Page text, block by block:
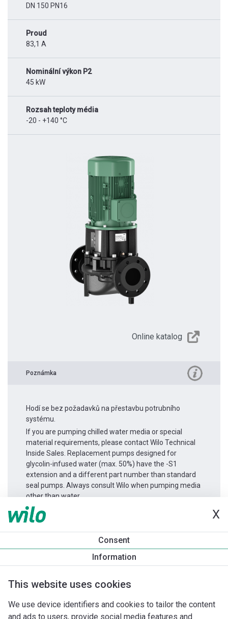
X
Consent
Information
This website uses cookies
We use device identifiers and cookies to tailor the content
and ads to users, provide social media features and
DN 150 PN16
Proud
83,1 A
Nominální výkon P2
45 kW
Rozsah teploty média
-20 - +140 °C
Online katalog
Poznámka
Hodí se bez požadavků na přestavbu potrubního
systému.
If you are pumping chilled water media or special
material requirements, please contact Wilo Technical
Inside Sales. Replacement pumps designed for
glycolin-infused water (max. 50%) have the -S1
extension and a different part number than standard
seal pumps. Always consult Wilo when pumping media
other than water.
Informace o produktu
Atmos GIGA-I 150/380-45/4